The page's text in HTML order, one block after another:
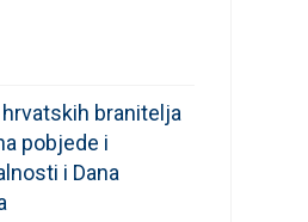
branitelja
pobjede i
i Dana